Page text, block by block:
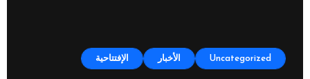
Uncategorized الأخبار الإفتتاحية